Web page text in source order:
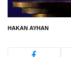
HAKAN AYHAN